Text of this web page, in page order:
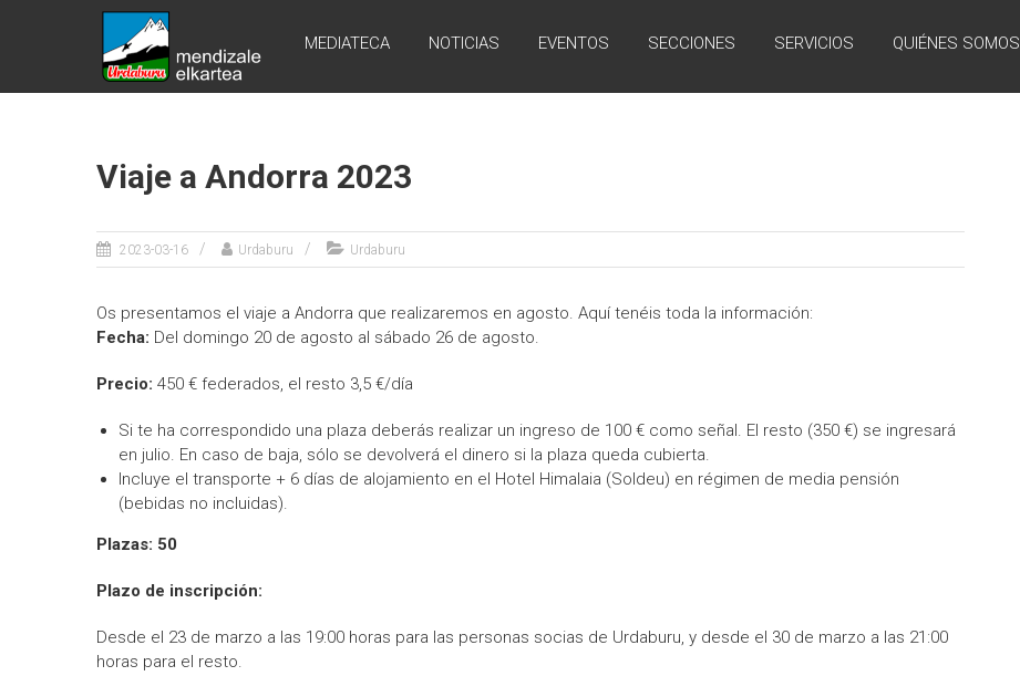
URDABURU
Grupo
MEDIATECA NOTICIAS EVENTOS SECCIONES SERVICIOS QUIÉNES SOMOS
Viaje a Andorra 2023
2023-03-16 Urdaburu Urdaburu
Os presentamos el viaje a Andorra que realizaremos en agosto. Aquí tenéis toda la información:
Fecha: Del domingo 20 de agosto al sábado 26 de agosto.
Precio: 450 € federados, el resto 3,5 €/día
Si te ha correspondido una plaza deberás realizar un ingreso de 100 € como señal. El resto (350 €) se ingresará
en julio. En caso de baja, sólo se devolverá el dinero si la plaza queda cubierta.
Incluye el transporte + 6 días de alojamiento en el Hotel Himalaia (Soldeu) en régimen de media pensión
(bebidas no incluidas).
Plazas: 50
Plazo de inscripción:
Desde el 23 de marzo a las 19:00 horas para las personas socias de Urdaburu, y desde el 30 de marzo a las 21:00
horas para el resto.